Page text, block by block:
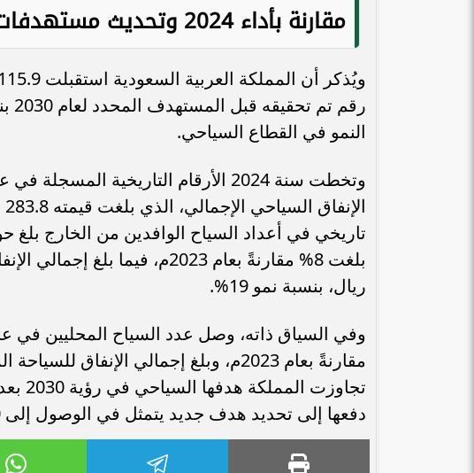
مقارنة بأداء 2024 وتحديث مستهدفات 2030
النمو في القطاع السياحي.
ريال، بنسبة نمو 19%.
دفعها إلى تحديد هدف جديد يتمثل في الوصول إلى 150 مليون زيارة بحلول عام 2030.